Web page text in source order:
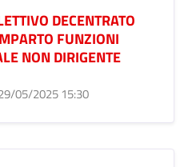
DECENTRATO
FUNZIONI
NON DIRIGENTE
05/2025 15:30